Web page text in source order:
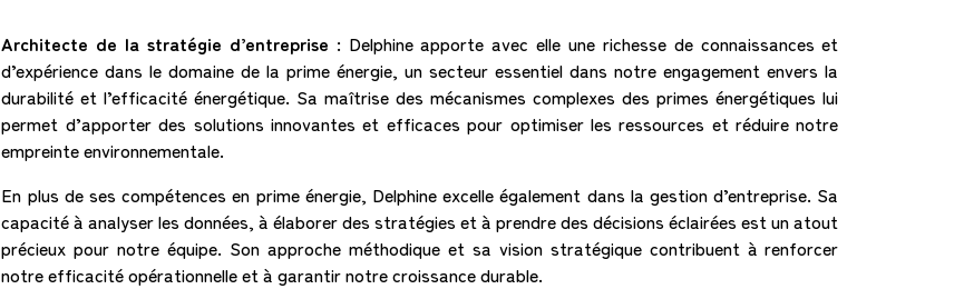
Architecte de la stratégie d’entreprise : Delphine apporte avec elle une richesse de connaissances et
d’expérience dans le domaine de la prime énergie, un secteur essentiel dans notre engagement envers la
durabilité et l’efficacité énergétique. Sa maîtrise des mécanismes complexes des primes énergétiques lui
permet d’apporter des solutions innovantes et efficaces pour optimiser les ressources et réduire notre
empreinte environnementale.
En plus de ses compétences en prime énergie, Delphine excelle également dans la gestion d’entreprise. Sa
capacité à analyser les données, à élaborer des stratégies et à prendre des décisions éclairées est un atout
précieux pour notre équipe. Son approche méthodique et sa vision stratégique contribuent à renforcer
notre efficacité opérationnelle et à garantir notre croissance durable.